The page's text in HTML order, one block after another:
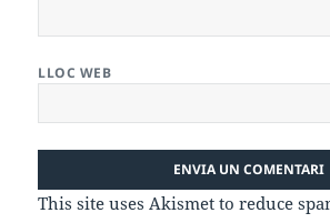
LLOC WEB
This site uses Akismet to reduce